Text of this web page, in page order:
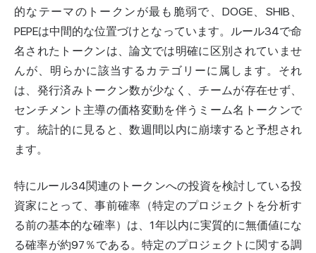
的なテーマのトークンが最も脆弱で、DOGE、SHIB、
PEPEは中間的な位置づけとなっています。ルール34で命
名されたトークンは、論文では明確に区別されていませ
んが、明らかに該当するカテゴリーに属します。それ
は、発行済みトークン数が少なく、チームが存在せず、
センチメント主導の価格変動を伴うミーム名トークンで
す。統計的に見ると、数週間以内に崩壊すると予想され
ます。
特にルール34関連のトークンへの投資を検討している投
資家にとって、事前確率（特定のプロジェクトを分析す
る前の基本的な確率）は、1年以内に実質的に無価値にな
る確率が約97％である。特定のプロジェクトに関する調